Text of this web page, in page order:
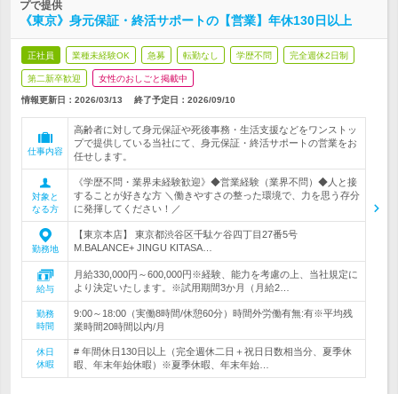
プで提供
《東京》身元保証・終活サポートの【営業】年休130日以上
正社員 業種未経験OK 急募 転勤なし 学歴不問 完全週休2日制
第二新卒歓迎 女性のおしごと掲載中
情報更新日：2026/03/13 終了予定日： 2026/09/10
仕事内容
高齢者に対して身元保証や死後事務・生活支援などをワンストッ
プで提供している当社にて、身元保証・終活サポートの営業をお
任せします。
対象と
なる方
《学歴不問・業界未経験歓迎》◆営業経験（業界不問）◆人と接
することが好きな方 ＼働きやすさの整った環境で、力を思う存分
に発揮してください！／
勤務地
【東京本店】 東京都渋谷区千駄ケ谷四丁目27番5号
M.BALANCE+ JINGU KITASA…
給与
月給330,000円～600,000円※経験、能力を考慮の上、当社規定に
より決定いたします。※試用期間3か月（月給2…
勤務
時間
9:00～18:00（実働8時間/休憩60分）時間外労働有無:有※平均残
業時間20時間以内/月
休日
休暇
# 年間休日130日以上（完全週休二日＋祝日日数相当分、夏季休
暇、年末年始休暇）※夏季休暇、年末年始…